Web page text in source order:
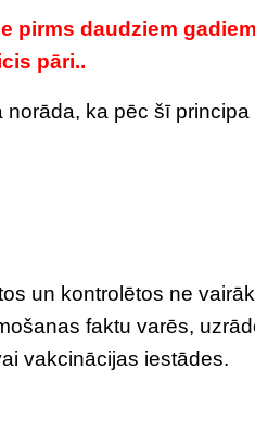
pirms daudziem
pāri..
norāda, ka pēc šī
un kontrolētos ne
faktu varēs,
vakcinācijas iestādes.